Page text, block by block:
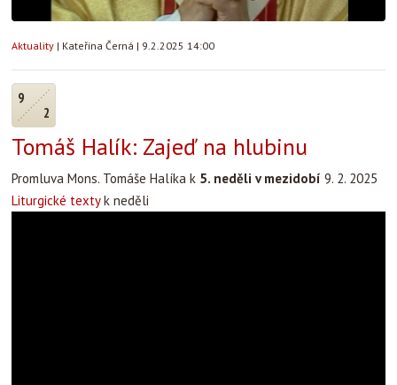
Aktuality | Kateřina Černá | 9.2.2025 14:00
9
2
Tomáš Halík: Zajeď na hlubinu
Promluva Mons. Tomáše Halíka k 5. neděli v mezidobí 9. 2. 2025
Liturgické textyk neděli